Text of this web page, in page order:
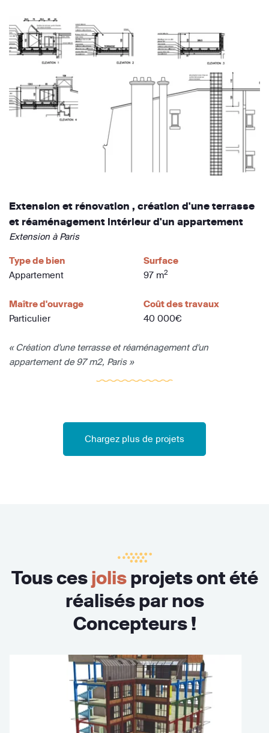
Extension et rénovation , création d'une terrasse
et réaménagement intérieur d'un appartement
Extension à Paris
Type de bien
Appartement
Surface
97 m2
Maître d'ouvrage
Particulier
Coût des travaux
40 000€
« Création d'une terrasse et réaménagement d'un
appartement de 97 m2, Paris »
Chargez plus de projets
Tous cesjolisprojets ont été
réalisés par nos
Concepteurs !